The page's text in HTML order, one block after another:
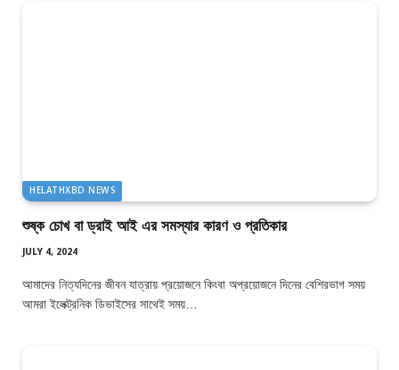
HELATHXBD NEWS
শুষ্ক চোখ বা ড্রাই আই এর সমস্যার কারণ ও প্রতিকার
JULY 4, 2024
আমাদের নিত্যদিনের জীবন যাত্রায় প্রয়োজনে কিংবা অপ্রয়োজনে দিনের বেশিরভাগ সময়
আমরা ইলেক্ট্রনিক ডিভাইসের সাথেই সময়…